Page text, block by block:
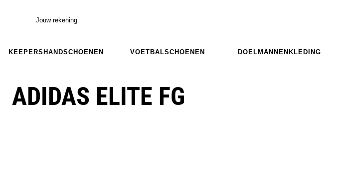
Jouw rekening
KEEPERSHANDSCHOENEN VOETBALSCHOENEN DOELMANNENKLEDING
ADIDAS ELITE FG